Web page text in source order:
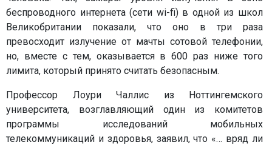
беспроводного интернета (сети wi-fi) в одной из школ
Великобритании показали, что оно в три раза
превосходит излучение от мачты сотовой телефонии,
но, вместе с тем, оказывается в 600 раз ниже того
лимита, который принято считать безопасным.
Профессор Лоури Чаллис из Ноттингемского
университета, возглавляющий один из комитетов
программы исследований мобильных
телекоммуникаций и здоровья, заявил, что «… вряд ли